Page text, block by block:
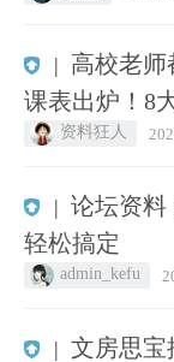
| 高校老师
课表出炉！8
资料狂人
| 论坛资料
轻松搞定
admin_kefu
| 文房思宝